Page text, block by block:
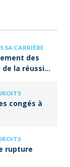
SA CARRIÈRE
des
la réussite
congés à
rupture